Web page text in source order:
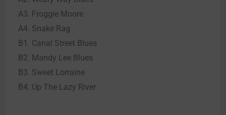
A3. Froggie Moore
A4. Snake Rag
B1. Canal Street Blues
B2. Mandy Lee Blues
B3. Sweet Lorraine
B4. Up The Lazy River